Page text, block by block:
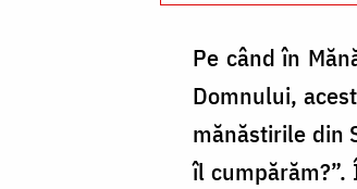
Pe când în
Domnului,
mănăstirile din
îl